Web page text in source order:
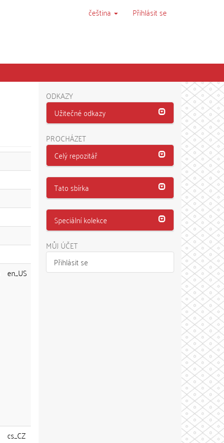
čeština Přihlásit se
en_US
cs_CZ
ODKAZY
Užitečné odkazy
PROCHÁZET
Celý repozitář
Tato sbírka
Speciální kolekce
MŮJ ÚČET
Přihlásit se